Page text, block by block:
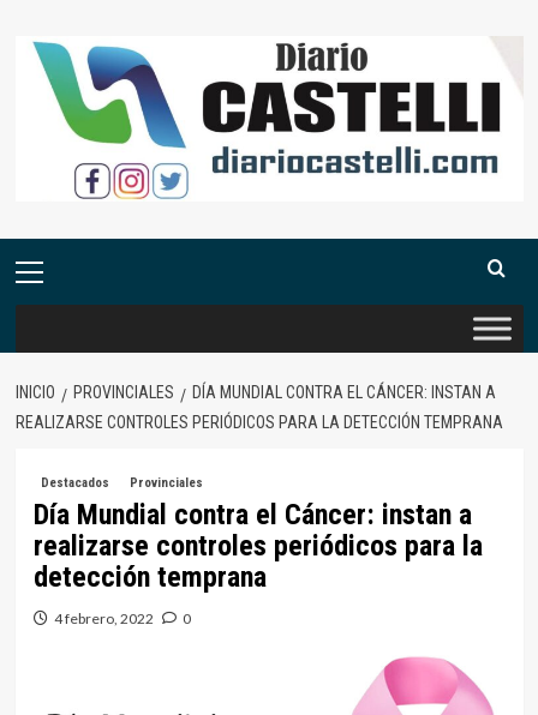
contenido
Menú
INICIO PROVINCIALES
DÍA MUNDIAL CONTRA EL CÁNCER: INSTAN A
REALIZARSE CONTROLES PERIÓDICOS PARA LA DETECCIÓN TEMPRANA
Destacados Provinciales
Día Mundial contra el Cáncer: instan a
realizarse controles periódicos para la
detección temprana
4 febrero, 2022 0